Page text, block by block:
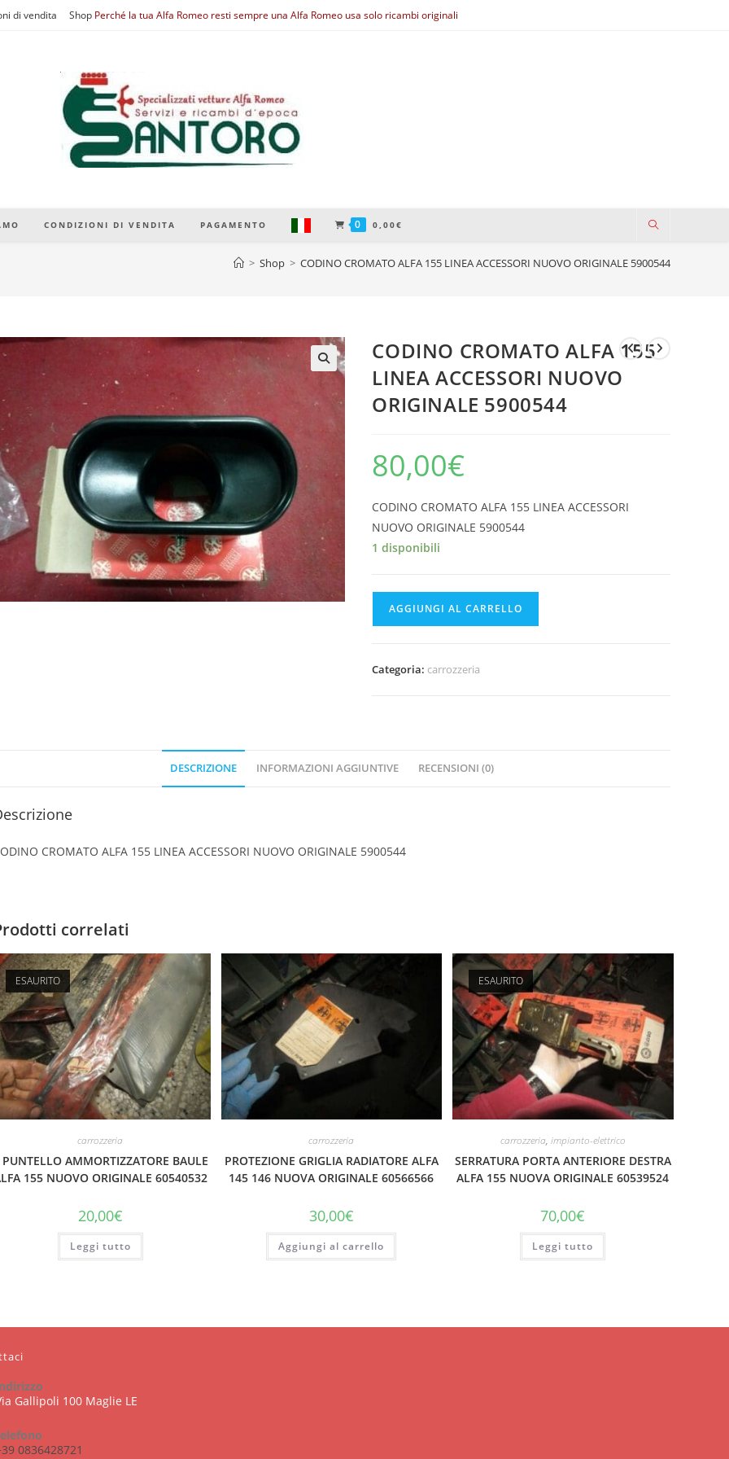
di vendita Shop Perché la tua Alfa Romeo resti sempre una Alfa Romeo usa solo ricambi originali
CONDIZIONI DI VENDITA PAGAMENTO 0 0,00€
> Shop > CODINO CROMATO ALFA 155 LINEA ACCESSORI NUOVO ORIGINALE 5900544
CODINO CROMATO ALFA 155
LINEA ACCESSORI NUOVO
ORIGINALE 5900544
80,00€
CODINO CROMATO ALFA 155 LINEA ACCESSORI
NUOVO ORIGINALE 5900544
1 disponibili
5900544
AGGIUNGI AL CARRELLO
Categoria: carrozzeria
DESCRIZIONE INFORMAZIONI AGGIUNTIVE RECENSIONI (0)
CROMATO ALFA 155 LINEA ACCESSORI NUOVO ORIGINALE 5900544
correlati
ESAURITO
carrozzeria
AMMORTIZZATORE BAULE
155 NUOVO ORIGINALE 60540532
20,00€
Leggi tutto
carrozzeria
PROTEZIONE GRIGLIA RADIATORE ALFA
145 146 NUOVA ORIGINALE 60566566
30,00€
Aggiungi al carrello
ESAURITO
carrozzeria, impianto-elettrico
SERRATURA PORTA ANTERIORE DESTRA
ALFA 155 NUOVA ORIGINALE 60539524
70,00€
Leggi tutto
Gallipoli 100 Maglie LE
0836428721